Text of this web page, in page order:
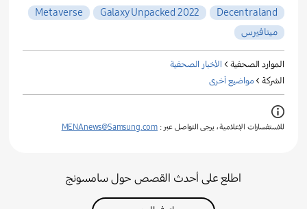
Decentraland
Galaxy Unpacked 2022
Metaverse
ميتافيرس
الموارد الصحفية > الأخبار الصحفية
الشركة > مواضيع أخرى
للاستفسارات الإعلامية ، يرجى التواصل عبر : MENAnews@Samsung.com
اطلع على أحدث القصص حول سامسونج